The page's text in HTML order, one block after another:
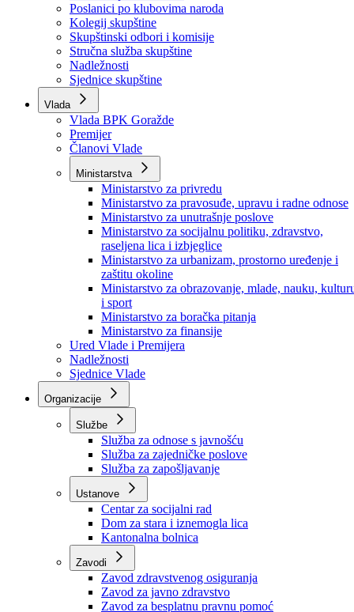
Skupština BPK Goražde
Rukovodstvo
Poslanici po strankama
Poslanici po klubovima naroda
Kolegij skupštine
Skupštinski odbori i komisije
Stručna služba skupštine
Nadležnosti
Sjednice skupštine
Vlada
Vlada BPK Goražde
Premijer
Članovi Vlade
Ministarstva
Ministarstvo za privredu
Ministarstvo za pravosuđe, upravu i radne odnose
Ministarstvo za unutrašnje poslove
Ministarstvo za socijalnu politiku, zdravstvo,
raseljena lica i izbjeglice
Ministarstvo za urbanizam, prostorno uređenje i
zaštitu okoline
Ministarstvo za obrazovanje, mlade, nauku,
i sport
Ministarstvo za boračka pitanja
Ministarstvo za finansije
Ured Vlade i Premijera
Nadležnosti
Sjednice Vlade
Organizacije
Službe
Služba za odnose s javnošću
Služba za zajedničke poslove
Služba za zapošljavanje
Ustanove
Centar za socijalni rad
Dom za stara i iznemogla lica
Kantonalna bolnica
Zavodi